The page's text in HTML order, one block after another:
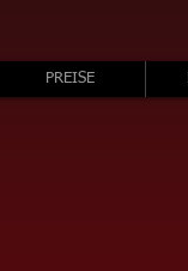
PREISE